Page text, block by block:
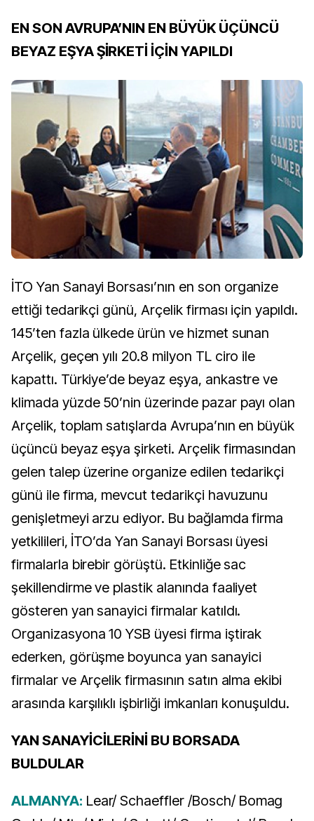
EN SON AVRUPA’NIN EN BÜYÜK ÜÇÜNCÜ
BEYAZ EŞYA ŞİRKETİ İÇİN YAPILDI
İTO Yan Sanayi Borsası’nın en son organize
ettiği tedarikçi günü, Arçelik firması için yapıldı.
145’ten fazla ülkede ürün ve hizmet sunan
Arçelik, geçen yılı 20.8 milyon TL ciro ile
kapattı. Türkiye’de beyaz eşya, ankastre ve
klimada yüzde 50’nin üzerinde pazar payı olan
Arçelik, toplam satışlarda Avrupa’nın en büyük
üçüncü beyaz eşya şirketi. Arçelik firmasından
gelen talep üzerine organize edilen tedarikçi
günü ile firma, mevcut tedarikçi havuzunu
genişletmeyi arzu ediyor. Bu bağlamda firma
yetkilileri, İTO’da Yan Sanayi Borsası üyesi
firmalarla birebir görüştü. Etkinliğe sac
şekillendirme ve plastik alanında faaliyet
gösteren yan sanayici firmalar katıldı.
Organizasyona 10 YSB üyesi firma iştirak
ederken, görüşme boyunca yan sanayici
firmalar ve Arçelik firmasının satın alma ekibi
arasında karşılıklı işbirliği imkanları konuşuldu.
YAN SANAYİCİLERİNİ BU BORSADA
BULDULAR
ALMANYA: Lear/ Schaeffler /Bosch/ Bomag